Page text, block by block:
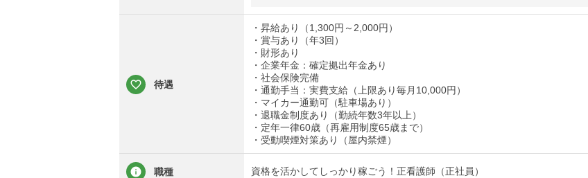
待遇
・昇給あり（1,300円～2,000円）
・賞与あり（年3回）
・財形あり
・企業年金：確定拠出年金あり
・社会保険完備
・通勤手当：実費支給（上限あり毎月10,000円）
・マイカー通勤可（駐車場あり）
・退職金制度あり（勤続年数3年以上）
・定年一律60歳（再雇用制度65歳まで）
・受動喫煙対策あり（屋内禁煙）
職種 資格を活かしてしっかり稼ごう！正看護師（正社員）